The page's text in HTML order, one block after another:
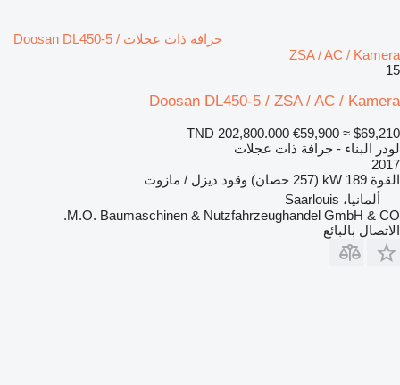
جرافة ذات عجلات Doosan DL450-5 /
ZSA / AC / Kamera
15
Doosan DL450-5 / ZSA / AC / Kamera
TND 202,800.000 €59,900 ≈ $69,210
لودر البناء - جرافة ذات عجلات
2017
القوة 189 kW (257 حصان) وقود ديزل / مازوت
ألمانيا، Saarlouis
M.O. Baumaschinen & Nutzfahrzeughandel GmbH & CO.
الاتصال بالبائع